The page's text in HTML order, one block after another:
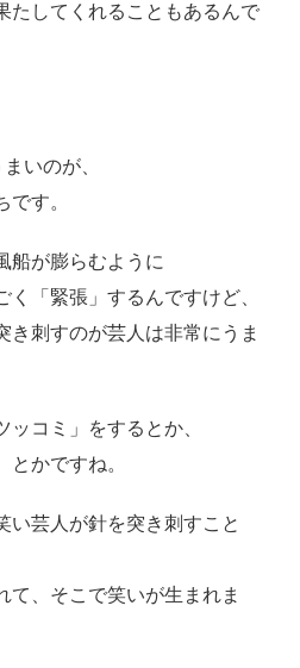
たしてくれることもあるんで
いのが、
です。
船が膨らむように
「緊張」するんですけど、
き刺すのが芸人は非常にうま
コミ」をするとか、
かですね。
い芸人が針を突き刺すこと
て、そこで笑いが生まれま